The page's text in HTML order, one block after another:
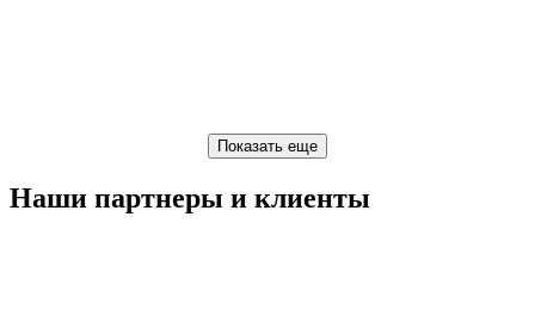
Наши партнеры и клиенты